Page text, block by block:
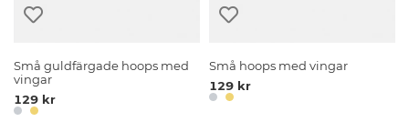
Små guldfärgade hoops med
vingar
129 kr
Små hoops med vingar
129 kr